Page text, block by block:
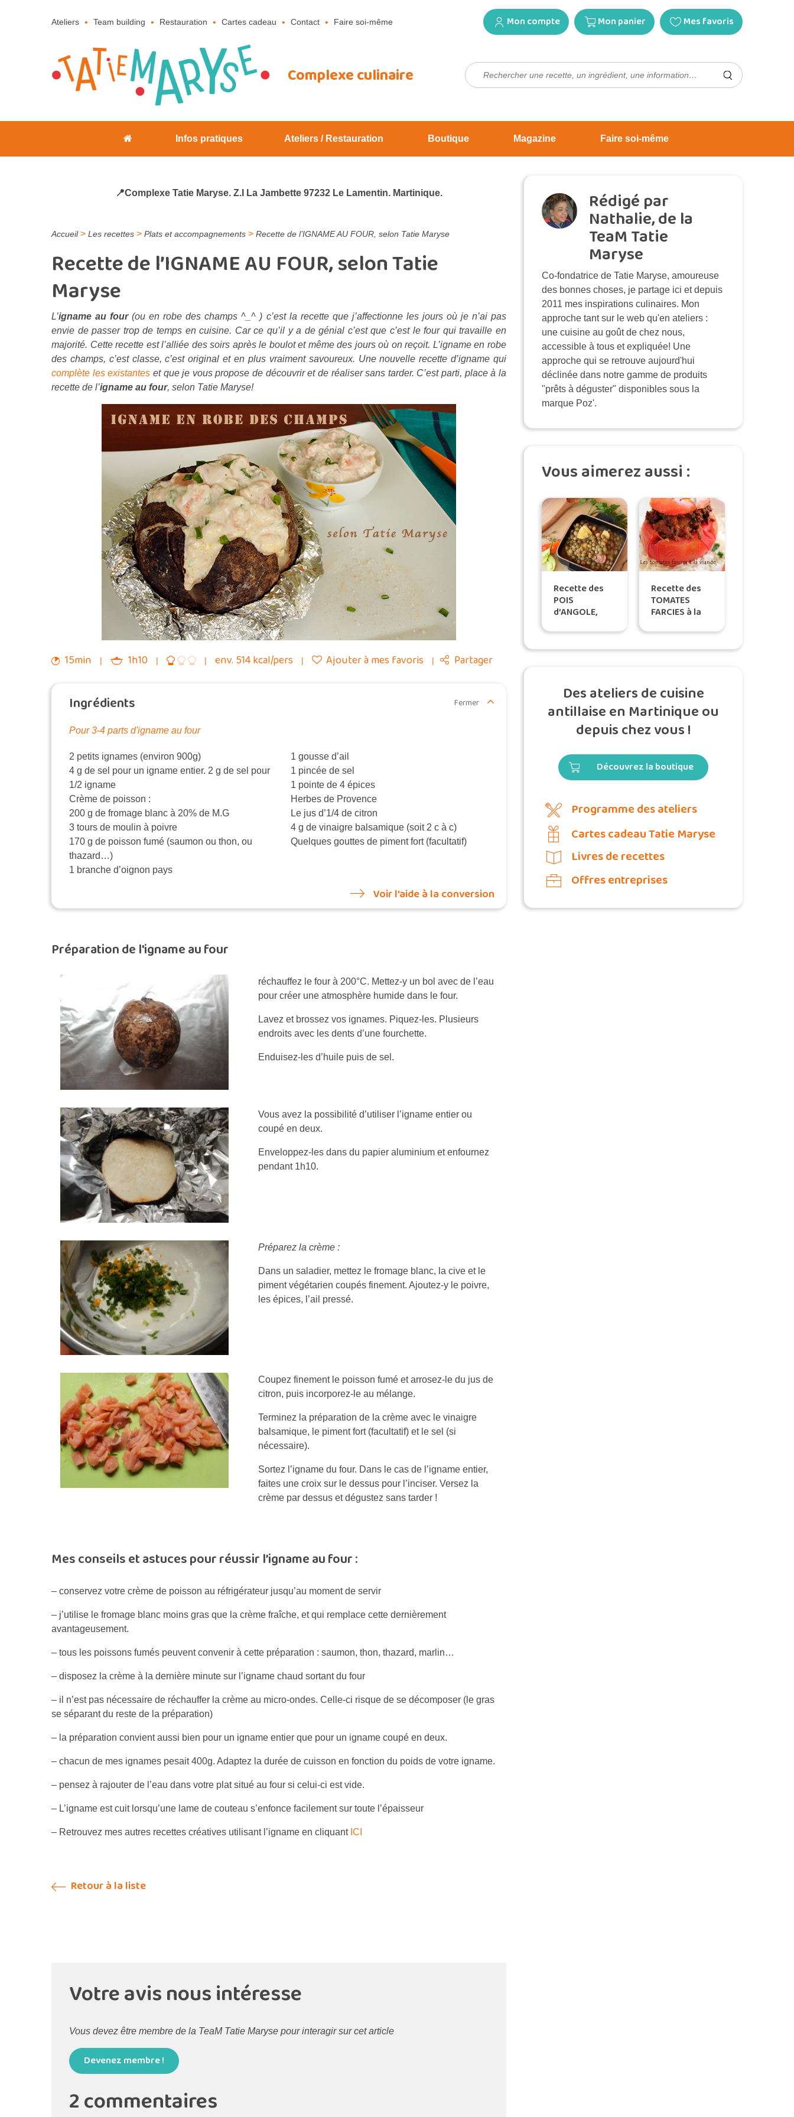
Ateliers Team building Restauration Cartes cadeau Contact Faire soi-même Mon compte Mon panier Mes favoris
Complexe culinaire Rechercher :
Infos pratiques Ateliers / Restauration Boutique Magazine Faire soi-même
📍Complexe Tatie Maryse. Z.I La Jambette 97232 Le Lamentin. Martinique.
Accueil> Les recettes > Plats et accompagnements > Recette de l’IGNAME AU FOUR, selon Tatie Maryse
Recette de l’IGNAME AU FOUR, selon Tatie
Maryse
L’igname au four(ou en robe des champs ^_^ ) c’est la recette que j’affectionne les jours où je n’ai pas
envie de passer trop de temps en cuisine. Car ce qu’il y a de génial c’est que c’est le four qui travaille en
majorité. Cette recette est l’alliée des soirs après le boulot et même des jours où on reçoit. L’igname en robe
des champs, c’est classe, c’est original et en plus vraiment savoureux. Une nouvelle recette d’igname qui
complète les existantes et que je vous propose de découvrir et de réaliser sans tarder. C’est parti, place à la
recette de l’igname au four, selon Tatie Maryse!
15min 1h10 env. 514 kcal/pers Ajouter à mes favoris Partager
Ingrédients Fermer
Pour 3-4 parts d'igname au four
2 petits ignames (environ 900g)
4 g de sel pour un igname entier. 2 g de sel pour
1/2 igname
Crème de poisson :
200 g de fromage blanc à 20% de M.G
3 tours de moulin à poivre
170 g de poisson fumé (saumon ou thon, ou
thazard…)
1 branche d’oignon pays
1 gousse d’ail
1 pincée de sel
1 pointe de 4 épices
Herbes de Provence
Le jus d’1/4 de citron
4 g de vinaigre balsamique (soit 2 c à c)
Quelques gouttes de piment fort (facultatif)
Voir l’aide à la conversion
Préparation de l'igname au four
réchauffez le four à 200°C. Mettez-y un bol avec de l’eau
pour créer une atmosphère humide dans le four.
Lavez et brossez vos ignames. Piquez-les. Plusieurs
endroits avec les dents d’une fourchette.
Enduisez-les d’huile puis de sel.
Vous avez la possibilité d’utiliser l’igname entier ou
coupé en deux.
Enveloppez-les dans du papier aluminium et enfournez
pendant 1h10.
Préparez la crème :
Dans un saladier, mettez le fromage blanc, la cive et le
piment végétarien coupés finement. Ajoutez-y le poivre,
les épices, l’ail pressé.
Coupez finement le poisson fumé et arrosez-le du jus de
citron, puis incorporez-le au mélange.
Terminez la préparation de la crème avec le vinaigre
balsamique, le piment fort (facultatif) et le sel (si
nécessaire).
Sortez l’igname du four. Dans le cas de l’igname entier,
faites une croix sur le dessus pour l’inciser. Versez la
crème par dessus et dégustez sans tarder !
Mes conseils et astuces pour réussir l’igname au four :
– conservez votre crème de poisson au réfrigérateur jusqu’au moment de servir
– j’utilise le fromage blanc moins gras que la crème fraîche, et qui remplace cette dernièrement
avantageusement.
– tous les poissons fumés peuvent convenir à cette préparation : saumon, thon, thazard, marlin…
– disposez la crème à la dernière minute sur l’igname chaud sortant du four
– il n’est pas nécessaire de réchauffer la crème au micro-ondes. Celle-ci risque de se décomposer (le gras
se séparant du reste de la préparation)
– la préparation convient aussi bien pour un igname entier que pour un igname coupé en deux.
– chacun de mes ignames pesait 400g. Adaptez la durée de cuisson en fonction du poids de votre igname.
– pensez à rajouter de l’eau dans votre plat situé au four si celui-ci est vide.
– L’igname est cuit lorsqu’une lame de couteau s’enfonce facilement sur toute l’épaisseur
– Retrouvez mes autres recettes créatives utilisant l’igname en cliquant ICI
Retour à la liste
Votre avis nous intéresse
Vous devez être membre de la TeaM Tatie Maryse pour interagir sur cet article
Devenez membre !
2 commentaires
Rédigé par
Nathalie, de la
TeaM Tatie
Maryse
Co-fondatrice de Tatie Maryse, amoureuse
des bonnes choses, je partage ici et depuis
2011 mes inspirations culinaires. Mon
approche tant sur le web qu'en ateliers :
une cuisine au goût de chez nous,
accessible à tous et expliquée! Une
approche qui se retrouve aujourd'hui
déclinée dans notre gamme de produits
"prêts à déguster" disponibles sous la
marque Poz'.
Vous aimerez aussi :
Recette des
POIS
d’ANGOLE,
Maryse
Recette des
TOMATES
FARCIES à la
Tatie Maryse
Des ateliers de cuisine
antillaise en Martinique ou
depuis chez vous !
Découvrez la boutique
Programme des ateliers
Cartes cadeau Tatie Maryse
Livres de recettes
Offres entreprises